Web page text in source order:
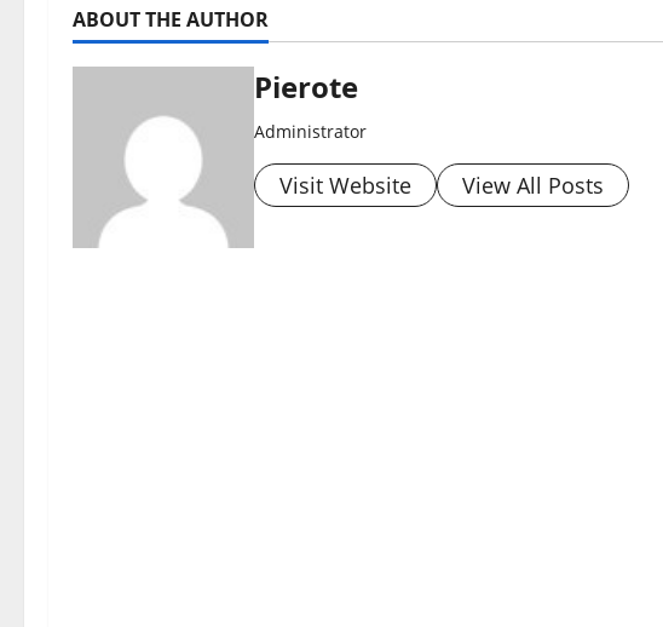
ABOUT THE AUTHOR
Pierote
Administrator
Visit Website View All Posts